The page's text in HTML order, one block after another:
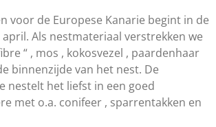
voor de Europese Kanarie begint in de
Als nestmateriaal verstrekken we
“ , mos , kokosvezel , paardenhaar
binnenzijde van het nest. De
nestelt het liefst in een goed
met o.a. conifeer , sparrentakken en